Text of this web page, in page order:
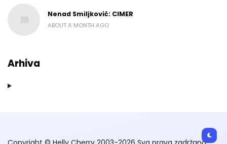
Nenad Smiljković: CIMER
ABOUT A MONTH AGO
Arhiva